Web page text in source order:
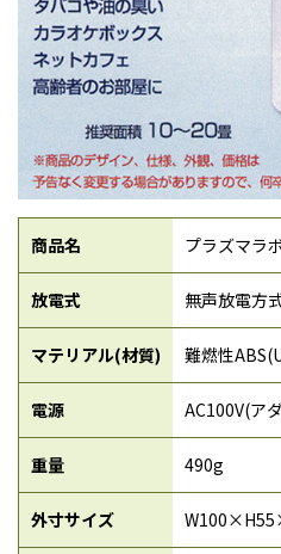
商品名 プラズマラ
放電式 無声放電方
マテリアル(材質) 難燃性
電源 AC100V(ア
重量 490g
外寸サイズ